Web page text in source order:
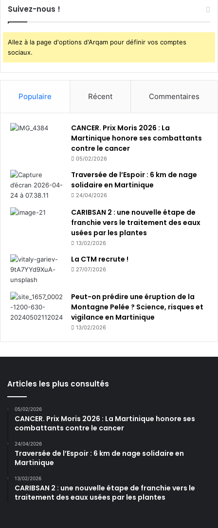
Suivez-nous !
Allez à la page d'options d'Arqam pour définir vos comptes
sociaux.
Populaire Récent Commentaires
CANCER. Prix Moris 2026 : La
Martinique honore ses combattants
contre le cancer
05/02/2026
Traversée de l’Espoir : 6 km de nage
solidaire en Martinique
24/04/2026
CARIBSAN 2 : une nouvelle étape de
franchie vers le traitement des eaux
usées par les plantes
13/02/2026
La CTM recrute !
27/07/2026
Peut-on prédire une éruption de la
Montagne Pelée ? Science, risques et
vigilance en Martinique
13/02/2026
Articles les plus consultés
05/02/2026
CANCER. Prix Moris 2026 : La Martinique honore ses
combattants contre le cancer
24/04/2026
Traversée de l’Espoir : 6 km de nage solidaire en
Martinique
13/02/2026
CARIBSAN 2 : une nouvelle étape de franchie vers le
traitement des eaux usées par les plantes